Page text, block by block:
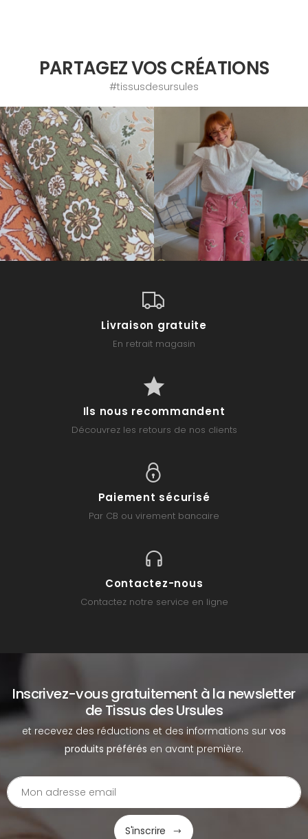
PARTAGEZ VOS CRÉATIONS
#tissusdesursules
Livraison gratuite
En retrait magasin
Ils nous recommandent
Découvrez les retours de nos clients
Paiement sécurisé
Par CB ou virement bancaire
Contactez-nous
Contactez notre service en ligne
Inscrivez-vous gratuitement à la newsletter
de Tissus des Ursules
et recevez des réductions et des informations sur vos
produits préférés en avant première.
S'inscrire